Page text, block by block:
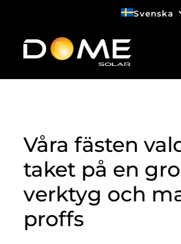
Svenska
Våra fästen
taket på en
verktyg och
proffs